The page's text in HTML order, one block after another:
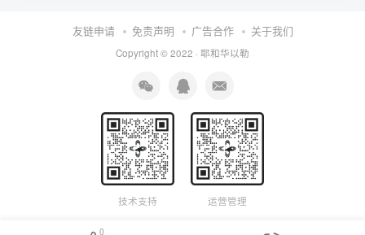
友链申请 免责声明 广告合作 关于我们
Copyright © 2022 · 耶和华以勒
技术支持 运营管理
0